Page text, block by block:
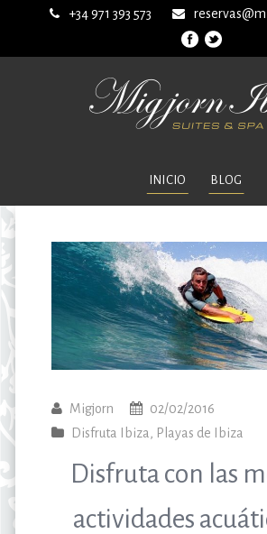
+34 971 393 573
INICIO BLOG
Migjorn
02/02/2016
Disfruta Ibiza , Playas de Ibiza
Disfruta con las
actividades